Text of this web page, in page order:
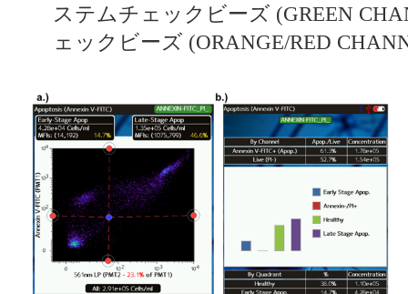
ステムチェックビーズ (GREEN
ェックビーズ (ORANGE/RED